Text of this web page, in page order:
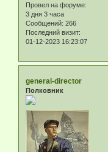
Провел на форуме:
3 дня 3 часа
Сообщений: 266
Последний визит:
01-12-2023 16:23:07
general-director
Полковник